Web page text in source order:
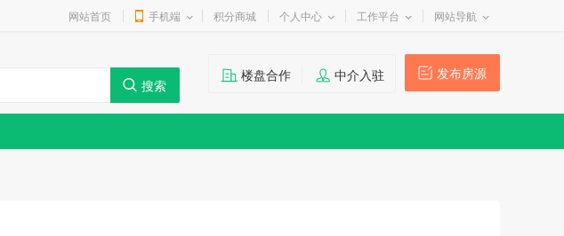
网站首页 手机端 积分商城 个人中心 工作平台 网站导航
发布房源
楼盘合作 中介入驻